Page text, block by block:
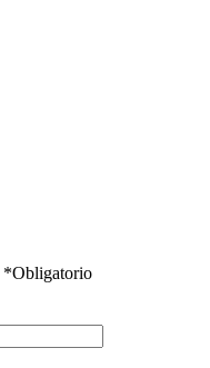
*Obligatorio